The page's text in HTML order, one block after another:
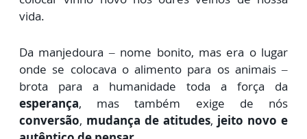
vida.
Da manjedoura – nome bonito, mas era o lugar
onde se colocava o alimento para os animais –
brota para a humanidade toda a força da
esperança, mas também exige de nós
conversão, mudança de atitudes, jeito novo e